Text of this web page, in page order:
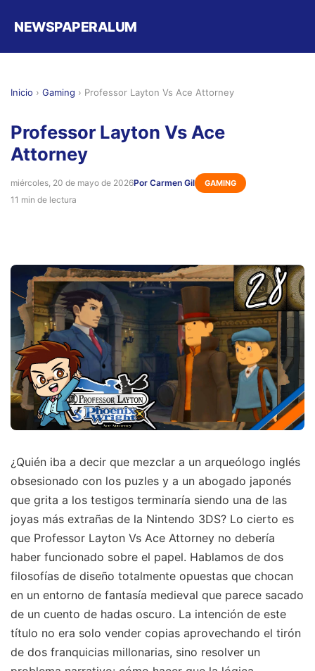
NEWSPAPERALUM
Inicio › Gaming › Professor Layton Vs Ace Attorney
Professor Layton Vs Ace
Attorney
miércoles, 20 de mayo de 2026Por Carmen Gil GAMING
11 min de lectura
¿Quién iba a decir que mezclar a un arqueólogo inglés
obsesionado con los puzles y a un abogado japonés
que grita a los testigos terminaría siendo una de las
joyas más extrañas de la Nintendo 3DS? Lo cierto es
que Professor Layton Vs Ace Attorney no debería
haber funcionado sobre el papel. Hablamos de dos
filosofías de diseño totalmente opuestas que chocan
en un entorno de fantasía medieval que parece sacado
de un cuento de hadas oscuro. La intención de este
título no era solo vender copias aprovechando el tirón
de dos franquicias millonarias, sino resolver un